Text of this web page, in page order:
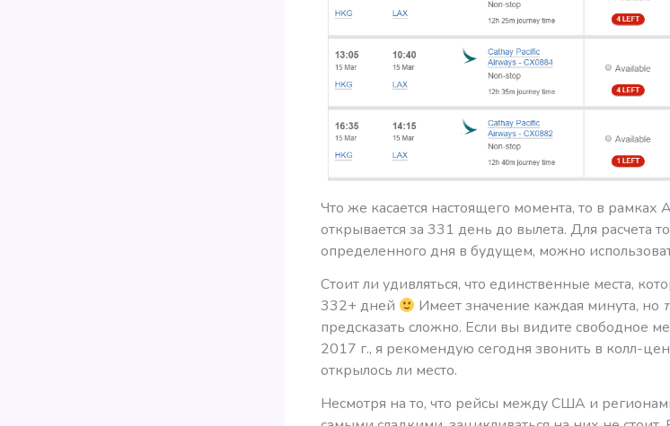
Что же касается настоящего момента, то в рамках
открывается за 331 день до вылета. Для расчета
определенного дня в будущем, можно
Стоит ли удивляться, что единственные места,
332+ дней
Имеет значение каждая минута, но
предсказать сложно. Если вы видите свободное
2017 г., я рекомендую сегодня звонить в колл-
открылось ли место.
Несмотря на то, что рейсы между США и